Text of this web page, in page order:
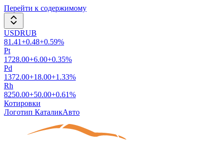
Перейти к содержимому
USDRUB
81.41+0.48+0.59%
Pt
1728.00+6.00+0.35%
Pd
1372.00+18.00+1.33%
Rh
8250.00+50.00+0.61%
Котировки
Логотип КаталикАвто